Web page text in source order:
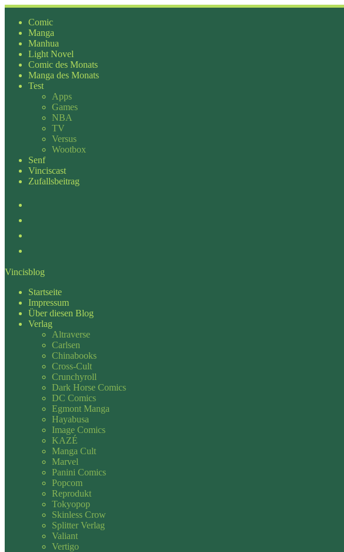
Zum
Inhalt
springen
Comic
Manga
Manhua
Light Novel
Comic des Monats
Manga des Monats
Test
Apps
Games
NBA
TV
Versus
Wootbox
Senf
Vinciscast
Zufallsbeitrag
Vincisblog
Startseite
Impressum
Über diesen Blog
Verlag
Altraverse
Carlsen
Chinabooks
Cross-Cult
Crunchyroll
Dark Horse Comics
DC Comics
Egmont Manga
Hayabusa
Image Comics
KAZÉ
Manga Cult
Marvel
Panini Comics
Popcom
Reprodukt
Tokyopop
Skinless Crow
Splitter Verlag
Valiant
Vertigo